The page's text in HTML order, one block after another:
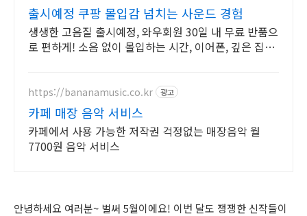
출시예정 쿠팡 몰입감 넘치는 사운드 경험
생생한 고음질 출시예정, 와우회원 30일 내 무료 반품으
로 편하게! 소음 없이 몰입하는 시간, 이어폰, 깊은 집중
https://bananamusic.co.kr 광고
카페 매장 음악 서비스
카페에서 사용 가능한 저작권 걱정없는 매장음악 월
7700원 음악 서비스
안녕하세요 여러분~ 벌써 5월이에요! 이번 달도 쟁쟁한 신작들이